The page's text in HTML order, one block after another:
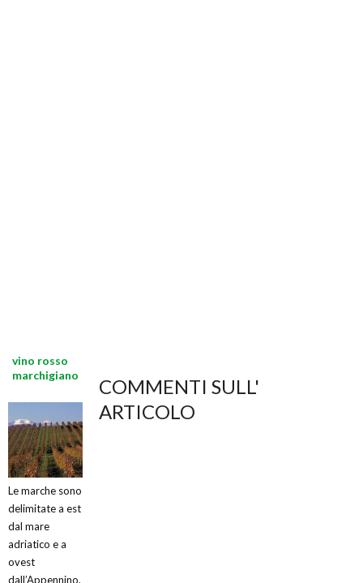
vino rosso
marchigiano
Le marche sono
delimitate a est
dal mare
adriatico e a
ovest
dall’Appennino,
COMMENTI SULL'
ARTICOLO